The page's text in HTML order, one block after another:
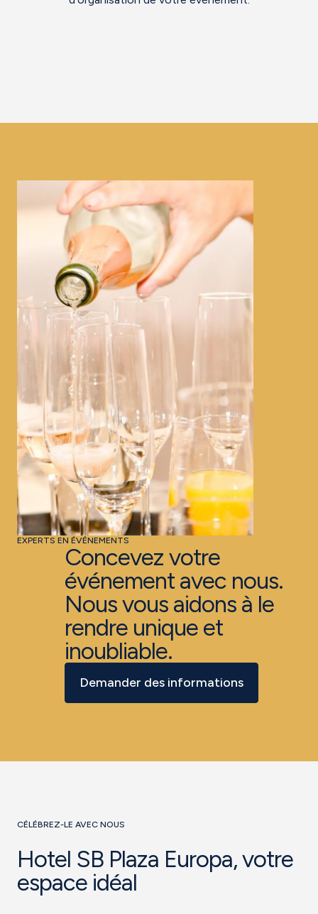
EXPERTS EN ÉVÉNEMENTS
Concevez votre
événement avec nous.
Nous vous aidons à le
rendre unique et
inoubliable.
Demander des informations
CÉLÉBREZ-LE AVEC NOUS
Hotel SB Plaza Europa, votre
espace idéal